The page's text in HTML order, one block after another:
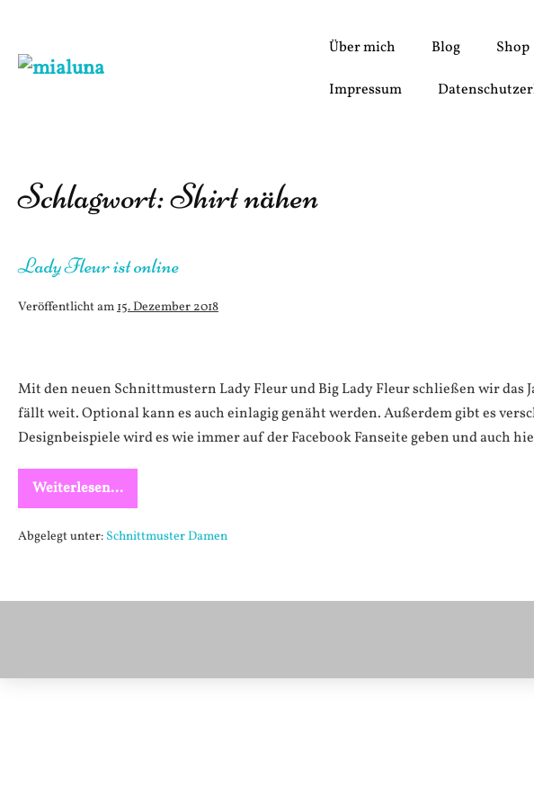
springen
Über mich Blog Shop
Impressum
Schlagwort:Shirt nähen
Lady Fleur ist online
Veröffentlicht am15. Dezember 2018
ist
online
Mit den neuen Schnittmustern Lady Fleur und Big Lady Fleur schließen wir das
fällt weit. Optional kann es auch einlagig genäht werden. Außerdem gibt es
Designbeispiele wird es wie immer auf der Facebook Fanseite geben und auch
Weiterlesen...
Lady
Fleur
online
Abgelegt unter: Schnittmuster Damen